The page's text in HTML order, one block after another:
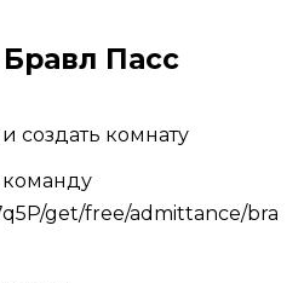
Пасс
создать комнату
get/free/admittance/bra